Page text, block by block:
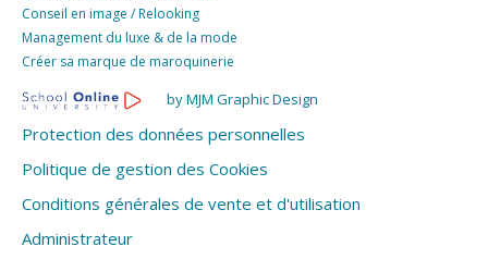
Conseil en image / Relooking
Management du luxe & de la mode
Créer sa marque de maroquinerie
by MJM Graphic Design
Protection des données personnelles
Politique de gestion des Cookies
Conditions générales de vente et d'utilisation
Administrateur